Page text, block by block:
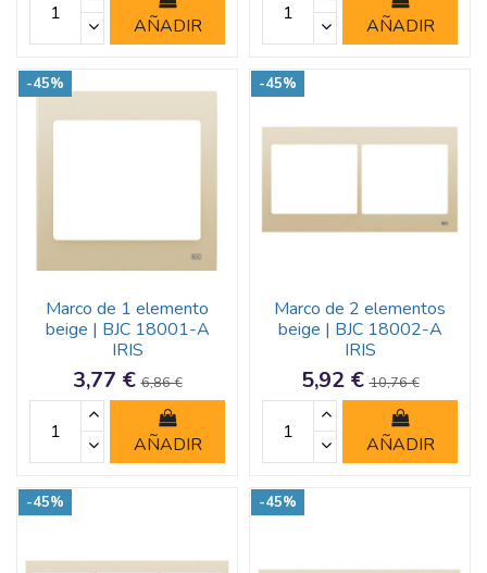
AÑADIR AÑADIR
-45%
Marco de 1 elemento
beige | BJC 18001-A
IRIS
3,77 €6,86 €
AÑADIR
-45%
Marco de 2 elementos
beige | BJC 18002-A
IRIS
5,92 €10,76 €
AÑADIR
-45% -45%